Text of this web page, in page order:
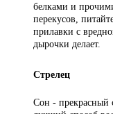
белками и
перекусов,
прилавки с
дырочки делает.
Стрелец
Сон - прекрасный